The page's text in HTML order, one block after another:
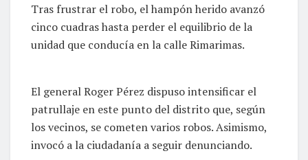
Tras frustrar el robo, el hampón herido avanzó
cinco cuadras hasta perder el equilibrio de la
unidad que conducía en la calle Rimarimas.
El general Roger Pérez dispuso intensificar el
patrullaje en este punto del distrito que, según
los vecinos, se cometen varios robos. Asimismo,
invocó a la ciudadanía a seguir denunciando.